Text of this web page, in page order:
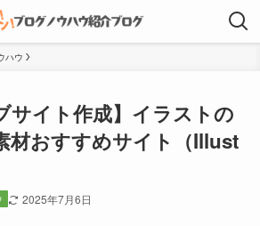
ハウ
サイト作成】イラストの
材おすすめサイト（Illust
2025年7月6日